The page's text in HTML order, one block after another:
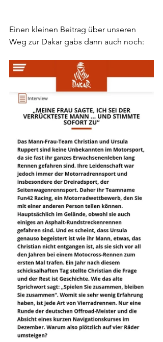
Einen kleinen Beitrag über unseren
Weg zur Dakar gabs dann auch noch: